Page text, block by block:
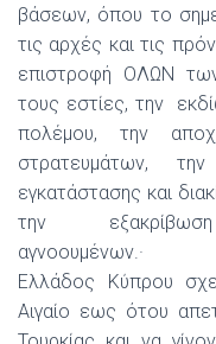
βάσεων, όπου το
τις αρχές και τις
επιστροφή ΟΛΩΝ
τους εστίες, την
πολέμου, την
στρατευμάτων,
εγκατάστασης και
την
αγνοουμένων.·
Ελλάδος Κύπρου
Αιγαίο εως ότου